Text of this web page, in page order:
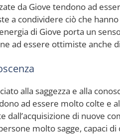
da Giove tendono ad
a condividere ciò che
di Giove porta un
ad essere ottimiste anche
alla saggezza e alla
ad essere molto colte e
dall’acquisizione di nuove
molto sagge, capaci